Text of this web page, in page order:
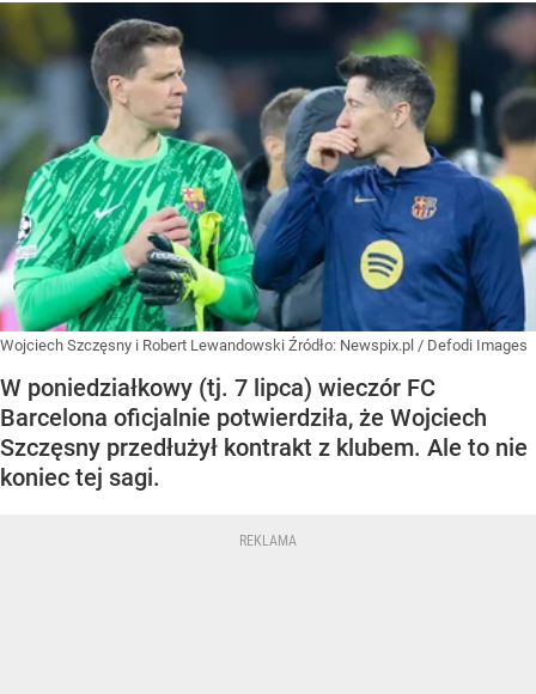
Wojciech Szczęsny i Robert Lewandowski Źródło: Newspix.pl / Defodi Images
W poniedziałkowy (tj. 7 lipca) wieczór FC
Barcelona oficjalnie potwierdziła, że Wojciech
Szczęsny przedłużył kontrakt z klubem. Ale to nie
koniec tej sagi.